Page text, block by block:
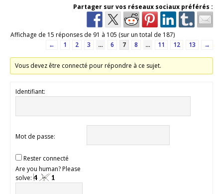
Partager sur vos réseaux sociaux préférés :
Affichage de 15 réponses de 91 à 105 (sur un total de 187)
←
1 2 3 … 6 7 8 … 11 12 13 →
Vous devez être connecté pour répondre à ce sujet.
Identifiant:
Mot de passe:
Rester connecté
Are you human? Please
solve: